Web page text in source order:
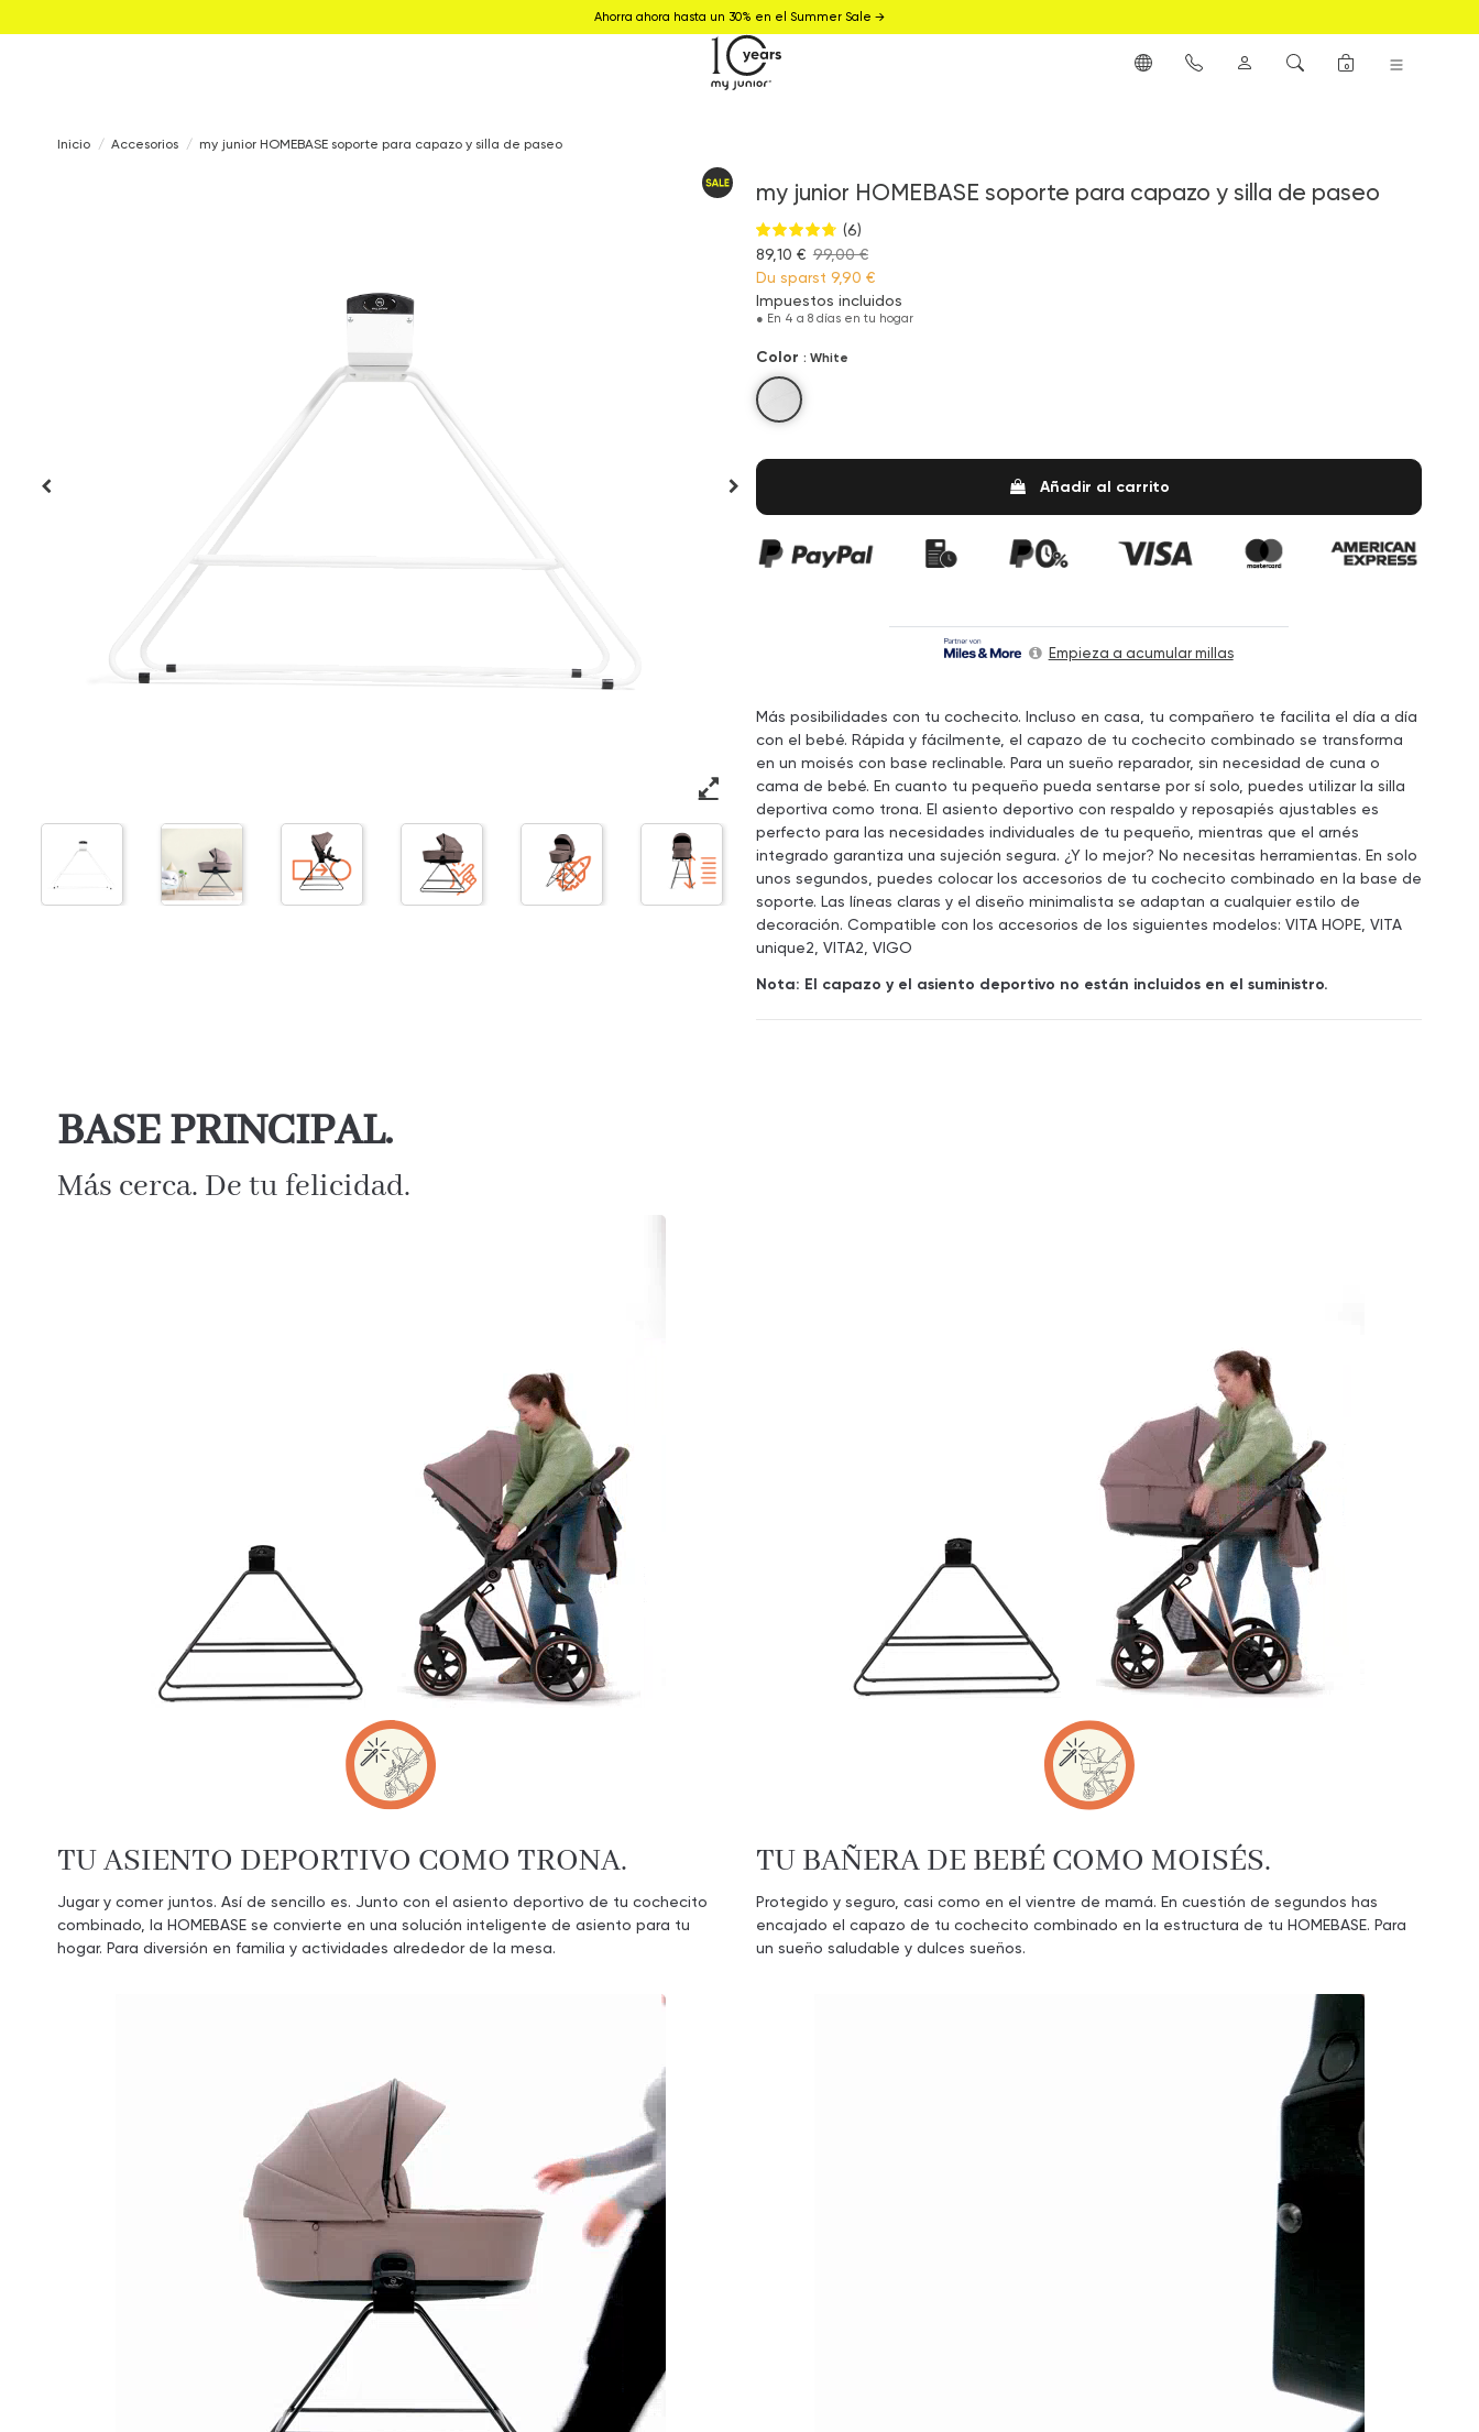
0
Ahorra ahora hasta un 30% en el Summer Sale →
Inicio Accesorios my junior HOMEBASE soporte para capazo y silla de paseo
my junior HOMEBASE soporte para capazo y silla de paseo
(6)
89,10 € 99,00 €
Du sparst 9,90 €
Impuestos incluidos
● En 4 a 8 días en tu hogar
Color : White
White
Añadir al carrito
Empieza a acumular millas
Más posibilidades con tu cochecito. Incluso en casa, tu compañero te facilita el día a día
con el bebé. Rápida y fácilmente, el capazo de tu cochecito combinado se transforma
en un moisés con base reclinable. Para un sueño reparador, sin necesidad de cuna o
cama de bebé. En cuanto tu pequeño pueda sentarse por sí solo, puedes utilizar la silla
deportiva como trona. El asiento deportivo con respaldo y reposapiés ajustables es
perfecto para las necesidades individuales de tu pequeño, mientras que el arnés
integrado garantiza una sujeción segura. ¿Y lo mejor? No necesitas herramientas. En solo
unos segundos, puedes colocar los accesorios de tu cochecito combinado en la base de
soporte. Las líneas claras y el diseño minimalista se adaptan a cualquier estilo de
decoración. Compatible con los accesorios de los siguientes modelos: VITA HOPE, VITA
unique2, VITA2, VIGO
Nota: El capazo y el asiento deportivo no están incluidos en el suministro.
BASE PRINCIPAL.
Más cerca. De tu felicidad.
TU ASIENTO DEPORTIVO COMO TRONA.
Jugar y comer juntos. Así de sencillo es. Junto con el asiento deportivo de tu cochecito
combinado, la HOMEBASE se convierte en una solución inteligente de asiento para tu
hogar. Para diversión en familia y actividades alrededor de la mesa.
TU BAÑERA DE BEBÉ COMO MOISÉS.
Protegido y seguro, casi como en el vientre de mamá. En cuestión de segundos has
encajado el capazo de tu cochecito combinado en la estructura de tu HOMEBASE. Para
un sueño saludable y dulces sueños.